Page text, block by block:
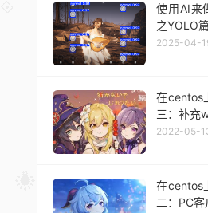
使用AI来
之YOLO
2025-04-
在centos
三：补充
2022-05-
在centos
二：PC